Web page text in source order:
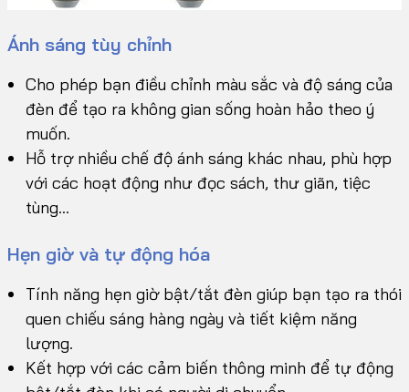
Ánh sáng tùy chỉnh
Cho phép bạn điều chỉnh màu sắc và độ sáng của
đèn để tạo ra không gian sống hoàn hảo theo ý
muốn.
Hỗ trợ nhiều chế độ ánh sáng khác nhau, phù hợp
với các hoạt động như đọc sách, thư giãn, tiệc
tùng…
Hẹn giờ và tự động hóa
Tính năng hẹn giờ bật/tắt đèn giúp bạn tạo ra thói
quen chiếu sáng hàng ngày và tiết kiệm năng
lượng.
Kết hợp với các cảm biến thông minh để tự động